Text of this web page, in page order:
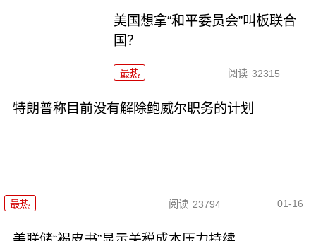
美国想拿“和平委员会”叫板联合
国？
最热 阅读 32315
特朗普称目前没有解除鲍威尔职务的计划
最热 阅读 23794 01-16